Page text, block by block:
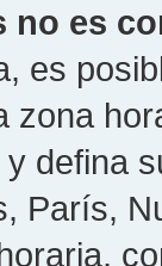
no es
es
zona
defina
París,